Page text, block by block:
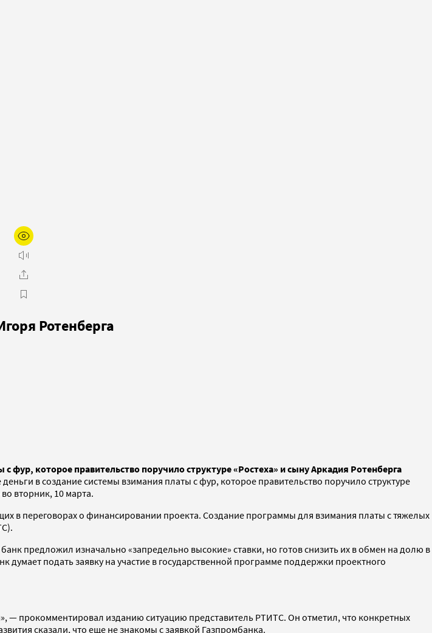
Ротенберга
которое правительство поручило структуре «Ростеха» и сыну Аркадия Ротенберга
в создание системы взимания платы с фур, которое правительство поручило структуре
вторник, 10 марта.
в переговорах о финансировании проекта. Создание программы для взимания платы с тяжелых
предложил изначально «запредельно высокие» ставки, но готов снизить их в обмен на долю в
подать заявку на участие в государственной программе поддержки проектного
прокомментировал изданию ситуацию представитель РТИТС. Он отметил, что конкретных
сказали, что еще не знакомы с заявкой Газпромбанка.